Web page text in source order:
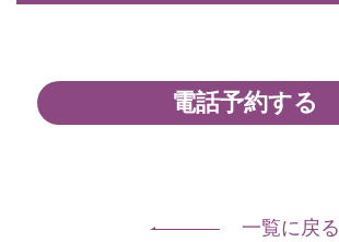
電話予約する
一覧に戻る